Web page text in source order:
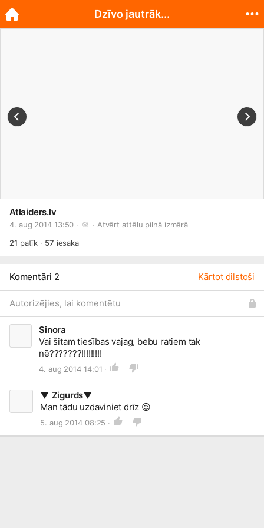
Atlaiders.lv
4. aug 2014 13:50 · · Atvērt attēlu pilnā izmērā
21 patīk · 57 iesaka
Komentāri 2 Kārtot dilstoši
Autorizējies, lai komentētu
Sinora
Vai šitam tiesības vajag, bebu ratiem tak
nē???????!!!!!!!!!
4. aug 2014 14:01 ·
▼ Zigurds▼
Man tādu uzdaviniet drīz 😉
5. aug 2014 08:25 ·
Dzīvo jautrāk...